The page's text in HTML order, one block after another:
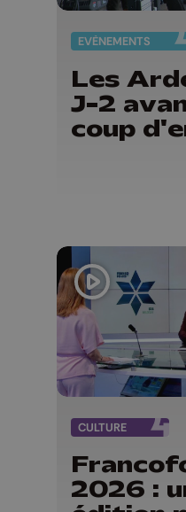
EVÈNEMENTS
Les
J-2
coup
CULTURE
2026 :